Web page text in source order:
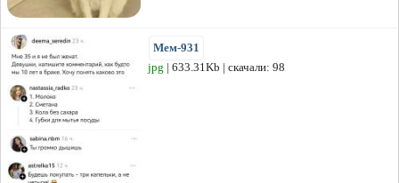
Мем-931
jpg | 633.31Kb | скачали: 98